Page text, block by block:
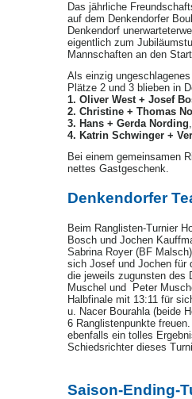
Das jährliche
auf dem Denkendorfer
Denkendorf
eigentlich zum
Mannschaften an den
Als einzig
Plätze 2 und 3 blieben in
1. Oliver West + Josef
2. Christine + Thomas
3. Hans + Gerda Nording
4. Katrin Schwinger +
Bei einem gemeinsamen
nettes Gastgeschenk.
Denkendorfer
Beim Ranglisten-Turnier
Bosch und Jochen
Sabrina Royer (BF
sich Josef und Jochen für
die jeweils zugunsten des
Muschel und Peter
Halbfinale mit 13:11 für
u. Nacer Bourahla (beide
6 Ranglistenpunkte
ebenfalls ein tolles
Schiedsrichter dieses
Saison-Ending-